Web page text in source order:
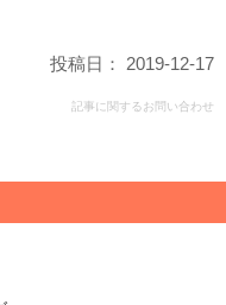
投稿日： 2019-12-17
記事に関するお問い合わせ